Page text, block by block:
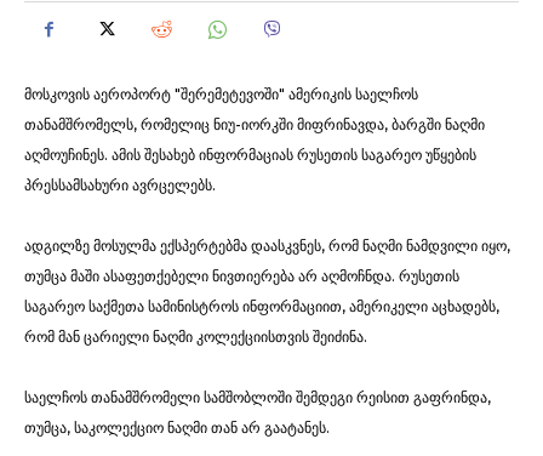
მოსკოვის აეროპორტ "შერემეტევოში" ამერიკის საელჩოს
თანამშრომელს, რომელიც ნიუ-იორკში მიფრინავდა, ბარგში ნაღმი
აღმოუჩინეს. ამის შესახებ ინფორმაციას რუსეთის საგარეო უწყების
პრესსამსახური ავრცელებს.
ადგილზე მოსულმა ექსპერტებმა დაასკვნეს, რომ ნაღმი ნამდვილი იყო,
თუმცა მაში ასაფეთქებელი ნივთიერება არ აღმოჩნდა. რუსეთის
საგარეო საქმეთა სამინისტროს ინფორმაციით, ამერიკელი აცხადებს,
რომ მან ცარიელი ნაღმი კოლექციისთვის შეიძინა.
საელჩოს თანამშრომელი სამშობლოში შემდეგი რეისით გაფრინდა,
თუმცა, საკოლექციო ნაღმი თან არ გაატანეს.